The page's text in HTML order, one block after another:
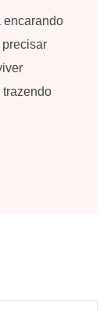
encarando
trazendo